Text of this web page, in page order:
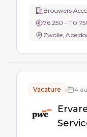
naleving en
voer je interne
management
Brouwers
76.250 -
Zwolle,
Vacature • 4